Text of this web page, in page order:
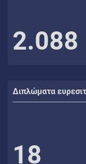
2.088
Διπλώματα
18